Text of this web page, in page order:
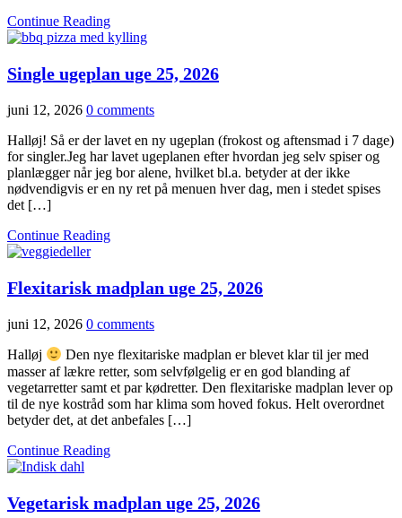
Continue Reading
Single ugeplan uge 25, 2026
juni 12, 2026 0 comments
Halløj! Så er der lavet en ny ugeplan (frokost og aftensmad i 7 dage)
for singler.Jeg har lavet ugeplanen efter hvordan jeg selv spiser og
planlægger når jeg bor alene, hvilket bl.a. betyder at der ikke
nødvendigvis er en ny ret på menuen hver dag, men i stedet spises
det […]
Continue Reading
Flexitarisk madplan uge 25, 2026
juni 12, 2026 0 comments
Halløj
Den nye flexitariske madplan er blevet klar til jer med
masser af lækre retter, som selvfølgelig er en god blanding af
vegetarretter samt et par kødretter. Den flexitariske madplan lever op
til de nye kostråd som har klima som hoved fokus. Helt overordnet
betyder det, at det anbefales […]
Continue Reading
Vegetarisk madplan uge 25, 2026